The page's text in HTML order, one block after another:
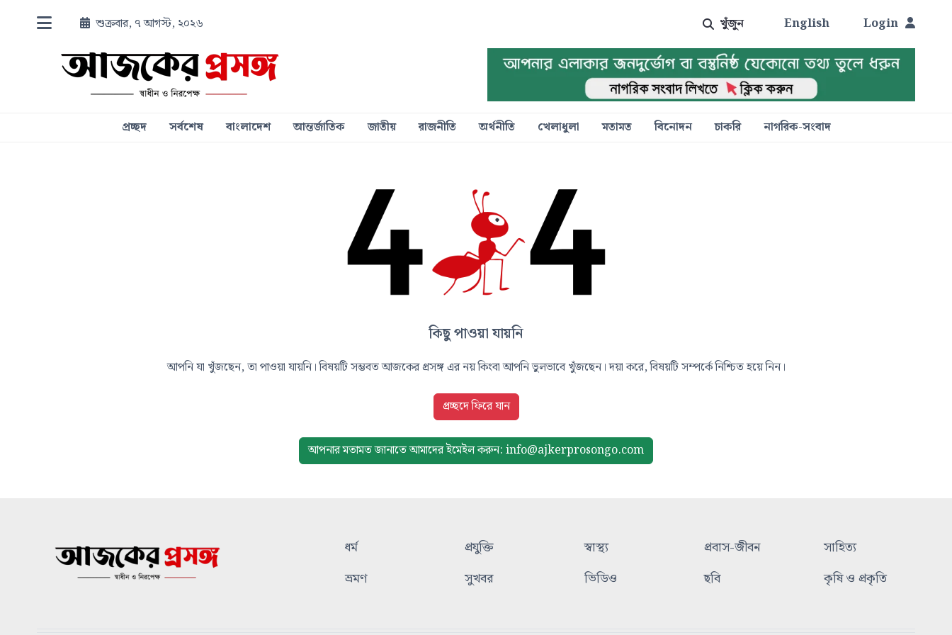
শুক্রবার, ৭ আগস্ট, ২০২৬ খুঁজুন English Login
প্রচ্ছদ সর্বশেষ বাংলাদেশ আন্তর্জাতিক জাতীয় রাজনীতি অর্থনীতি খেলাধুলা মতামত বিনোদন চাকরি নাগরিক-সংবাদ
কিছু পাওয়া যায়নি
আপনি যা খুঁজছেন, তা পাওয়া যায়নি। বিষয়টি সম্ভবত আজকের প্রসঙ্গ এর নয় কিংবা আপনি ভুলভাবে খুঁজছেন। দয়া করে, বিষয়টি সম্পর্কে নিশ্চিত হয়ে নিন।
প্রচ্ছদে ফিরে যান
আপনার মতামত জানাতে আমাদেরইমেইল করুন: info@ajkerprosongo.com
ধর্ম প্রযুক্তি স্বাস্থ্য প্রবাস-জীবন
সাহিত্য
ভ্রমণ
সুখবর ভিডিও ছবি কৃষি ও প্রকৃতি